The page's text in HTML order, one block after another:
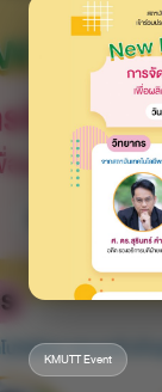
KMUTT Event